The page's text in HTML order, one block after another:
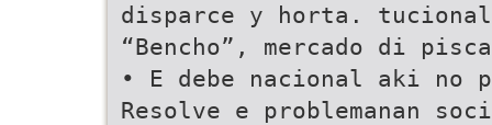
disparce y horta.
“Bencho”, mercado di
• E debe nacional aki no
Resolve e problemanan